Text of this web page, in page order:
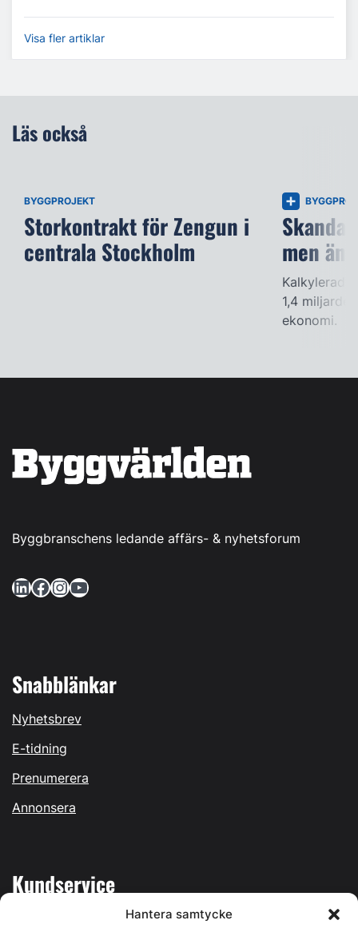
Hantera samtycke
Visa fler artiklar
Läs också
BYGGPROJEKT
Storkontrakt för Zengun i
centrala Stockholm
men
1,4
ekonomi.
Byggbranschens ledande affärs- & nyhetsforum
LinkedIn Facebook InstagramYouTube
Snabblänkar
Nyhetsbrev
E-tidning
Prenumerera
Annonsera
Kundservice